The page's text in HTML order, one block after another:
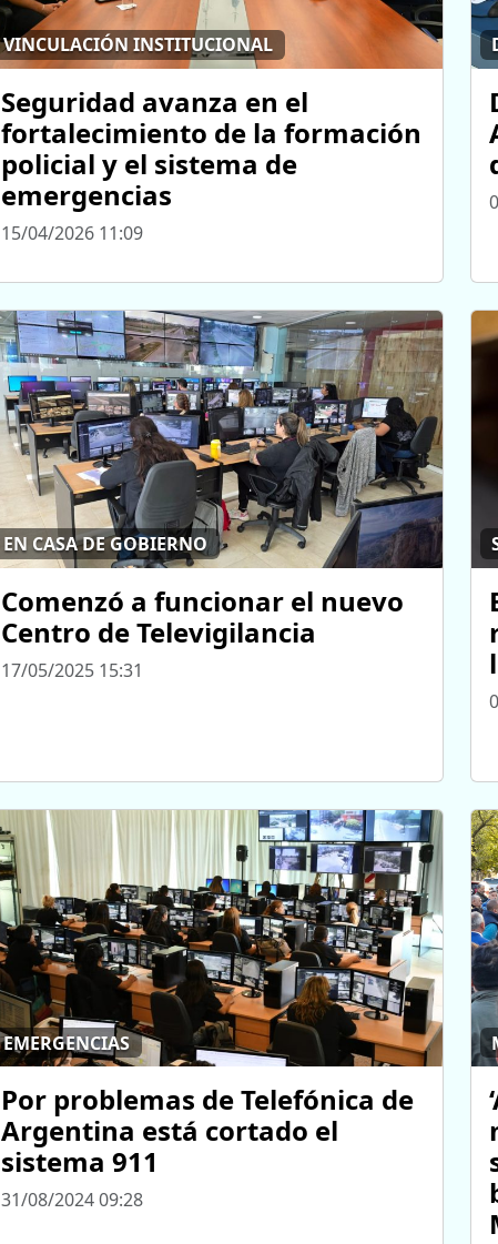
VINCULACIÓN INSTITUCIONAL
Seguridad avanza en el
fortalecimiento de la formación
policial y el sistema de
emergencias
15/04/2026 11:09
EN CASA DE GOBIERNO
Comenzó a funcionar el nuevo
Centro de Televigilancia
17/05/2025 15:31
EMERGENCIAS
Por problemas de Telefónica de
Argentina está cortado el
sistema 911
31/08/2024 09:28